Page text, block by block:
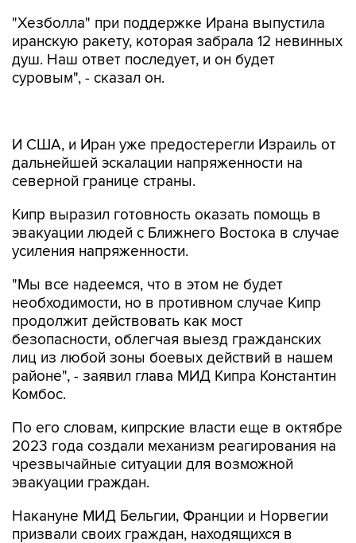
"Хезболла" при поддержке Ирана выпустила
иранскую ракету, которая забрала 12 невинных
душ. Наш ответ последует, и он будет
суровым", - сказал он.
И США, и Иран уже предостерегли Израиль от
дальнейшей эскалации напряженности на
северной границе страны.
Кипр выразил готовность оказать помощь в
эвакуации людей с Ближнего Востока в случае
усиления напряженности.
"Мы все надеемся, что в этом не будет
необходимости, но в противном случае Кипр
продолжит действовать как мост
безопасности, облегчая выезд гражданских
лиц из любой зоны боевых действий в нашем
районе", - заявил глава МИД Кипра Константин
Комбос.
По его словам, кипрские власти еще в октябре
2023 года создали механизм реагирования на
чрезвычайные ситуации для возможной
эвакуации граждан.
Накануне МИД Бельгии, Франции и Норвегии
призвали своих граждан, находящихся в